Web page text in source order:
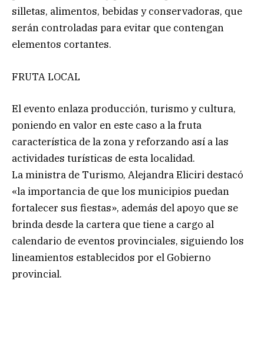
silletas, alimentos, bebidas y conservadoras, que
serán controladas para evitar que contengan
elementos cortantes.
FRUTA LOCAL
El evento enlaza producción, turismo y cultura,
poniendo en valor en este caso a la fruta
característica de la zona y reforzando así a las
actividades turísticas de esta localidad.
La ministra de Turismo, Alejandra Eliciri destacó
«la importancia de que los municipios puedan
fortalecer sus fiestas», además del apoyo que se
brinda desde la cartera que tiene a cargo al
calendario de eventos provinciales, siguiendo los
lineamientos establecidos por el Gobierno
provincial.